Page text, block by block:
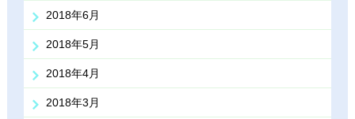
2018年6月
2018年5月
2018年4月
2018年3月